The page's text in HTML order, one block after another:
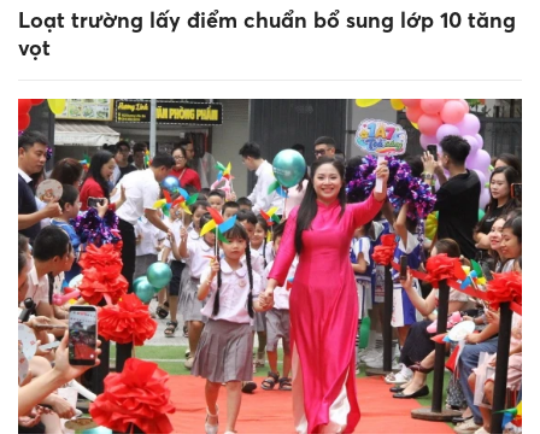
Loạt trường lấy điểm chuẩn bổ sung lớp 10 tăng
vọt